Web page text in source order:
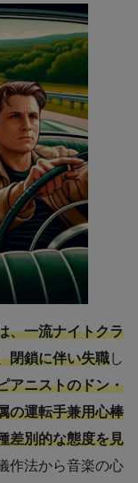
、一流ナイトクラ
閉鎖に伴い失職し
アニストのドン・
の運転手兼用心棒
差別的な態度を見
作法から音楽の心